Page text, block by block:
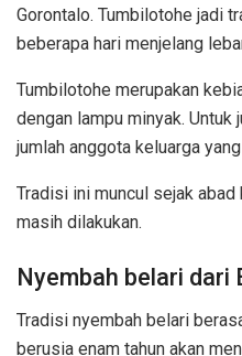
Gorontalo. Tumbilotohe jadi
beberapa hari menjelang
Tumbilotohe merupakan
dengan lampu minyak. Untuk
jumlah anggota keluarga
Tradisi ini muncul sejak
masih dilakukan.
Nyembah belari dari
Tradisi nyembah belari
berusia enam tahun akan